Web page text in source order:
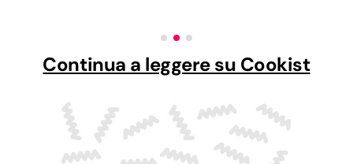
Continua a leggere su Cookist